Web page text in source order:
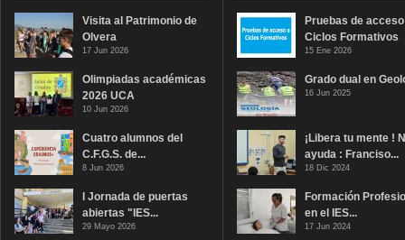
Visita al Patrimonio de
Olvera
17 Jun 2026
Olimpiadas académicas
2026 UCA
10 Jun 2026
Cuatro alumnos del
C.F.G.S. de...
8 Jun 2026
I Jornada de puertas
abiertas "IES...
29 Mayo 2026
Pruebas de
Ciclos Formativos
15 Ene 2026
Grado dual en
16 Jun 2025
¡Libera tu mente !
ayuda : Franciso...
18 Dic 2024
Formación
en el IES...
17 Jun 2024